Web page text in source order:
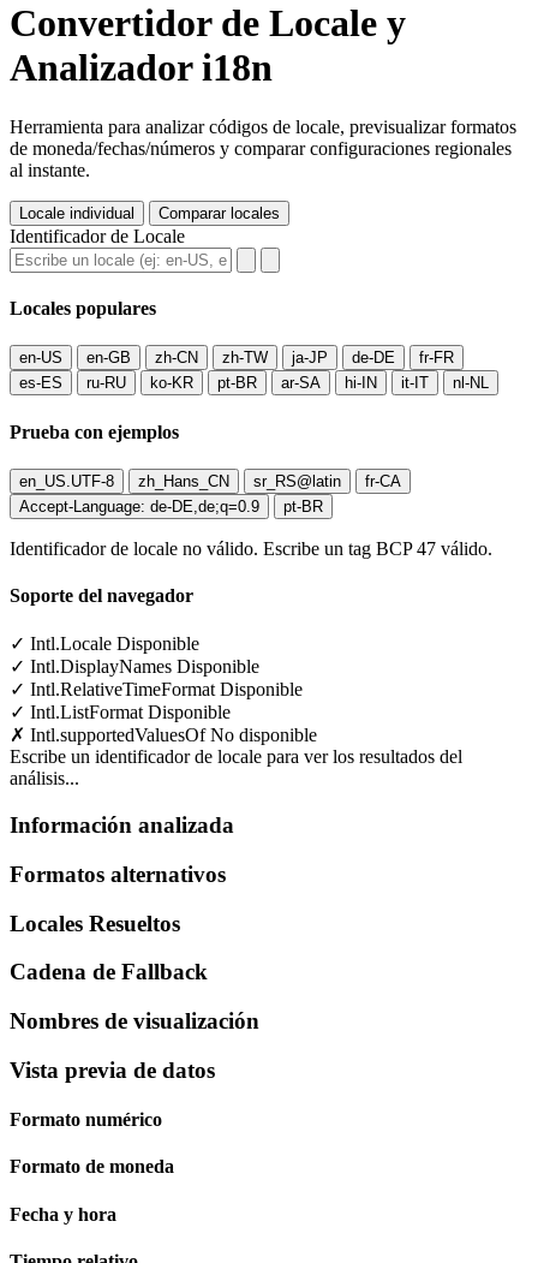
Convertidor de Locale y
Analizador i18n
Herramienta para analizar códigos de locale, previsualizar formatos
de moneda/fechas/números y comparar configuraciones regionales
al instante.
Locale individual Comparar locales
Identificador de Locale
Locales populares
en-US en-GB zh-CN zh-TW ja-JP de-DE
fr-FR
es-ES
ru-RU ko-KR pt-BR ar-SA hi-IN it-IT nl-NL
Prueba con ejemplos
en_US.UTF-8 zh_Hans_CN sr_RS@latin
fr-CA
Accept-Language: de-DE,de;q=0.9
pt-BR
Identificador de locale no válido. Escribe un tag BCP 47 válido.
Soporte del navegador
✓ Intl.Locale Disponible
✓ Intl.DisplayNames Disponible
✓ Intl.RelativeTimeFormat Disponible
✓ Intl.ListFormat Disponible
✗ Intl.supportedValuesOf No disponible
Escribe un identificador de locale para ver los resultados del
análisis...
Información analizada
Formatos alternativos
Locales Resueltos
Cadena de Fallback
Nombres de visualización
Vista previa de datos
Formato numérico
Formato de moneda
Fecha y hora